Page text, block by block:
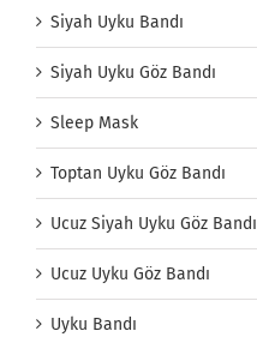
Siyah Uyku Bandı
Siyah Uyku Göz Bandı
Sleep Mask
Toptan Uyku Göz Bandı
Ucuz Siyah Uyku Göz Bandı
Ucuz Uyku Göz Bandı
Uyku Bandı